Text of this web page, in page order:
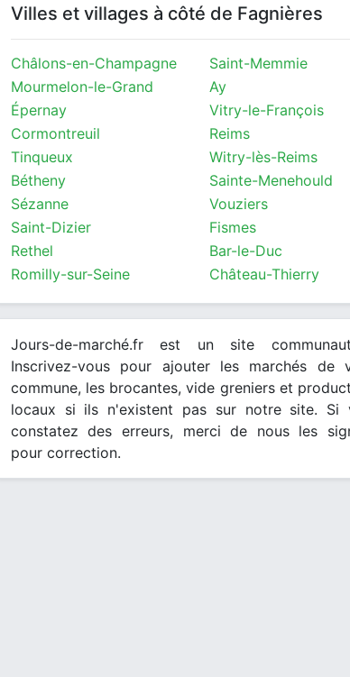
Villes et villages à côté de Fagnières
Châlons-en-Champagne
Saint-Memmie
Mourmelon-le-Grand
Ay
Épernay
Vitry-le-François
Cormontreuil
Reims
Tinqueux
Witry-lès-Reims
Bétheny
Sainte-Menehould
Sézanne
Vouziers
Saint-Dizier
Fismes
Rethel
Bar-le-Duc
Romilly-sur-Seine
Château-Thierry
Jours-de-marché.fr est un site
Inscrivez-vous pour ajouter les marchés de
commune, les brocantes, vide greniers et
locaux si ils n'existent pas sur notre site. Si
constatez des erreurs, merci de nous les
pour correction.